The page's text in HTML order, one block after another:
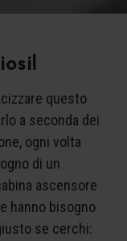
questo
a seconda dei
ogni volta
di un
ascensore
hanno bisogno
se cerchi: